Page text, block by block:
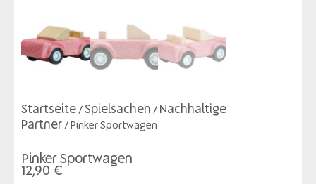
Startseite / Spielsachen / Nachhaltige
Partner / Pinker Sportwagen
Pinker Sportwagen
12,90 €